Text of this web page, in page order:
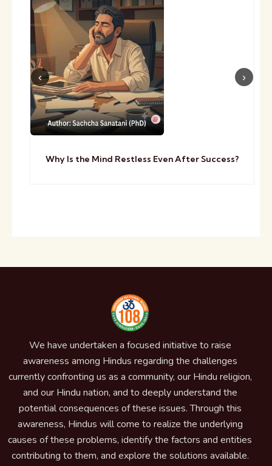
Why Is the Mind Restless Even After Success?
We have undertaken a focused initiative to raise
awareness among Hindus regarding the challenges
currently confronting us as a community, our Hindu religion,
and our Hindu nation, and to deeply understand the
potential consequences of these issues. Through this
awareness, Hindus will come to realize the underlying
causes of these problems, identify the factors and entities
contributing to them, and explore the solutions available.